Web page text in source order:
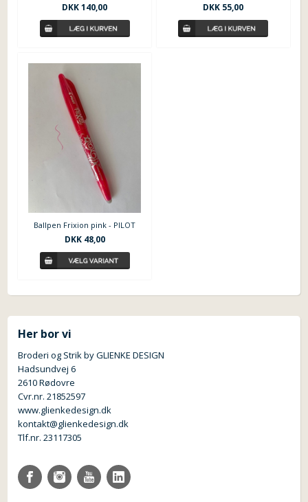
DKK 140,00 DKK 55,00
Ballpen Frixion pink - PILOT
DKK 48,00
Her bor vi
Broderi og Strik by GLIENKE DESIGN
Hadsundvej 6
2610 Rødovre
Cvr.nr. 21852597
www.glienkedesign.dk
kontakt@glienkedesign.dk
Tlf.nr. 23117305